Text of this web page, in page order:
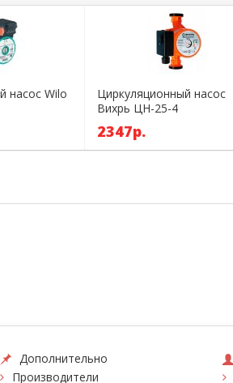
насос Wilo
Циркуляционный насос
Вихрь ЦН-25-4
2347р.
Дополнительно
Производители